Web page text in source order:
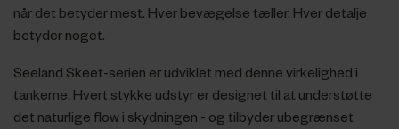
når det betyder mest. Hver bevægelse tæller. Hver detalje
betyder noget.
Seeland Skeet-serien er udviklet med denne virkelighed i
tankerne. Hvert stykke udstyr er designet til at understøtte
det naturlige flow i skydningen - og tilbyder ubegrænset